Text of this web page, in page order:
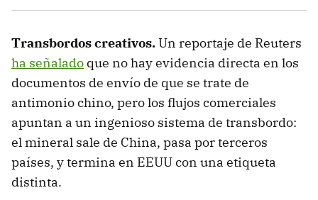
Transbordos creativos.Un reportaje de Reuters
ha señalado que no hay evidencia directa en los
documentos de envío de que se trate de
antimonio chino, pero los flujos comerciales
apuntan a un ingenioso sistema de transbordo:
el mineral sale de China, pasa por terceros
países, y termina en EEUU con una etiqueta
distinta.